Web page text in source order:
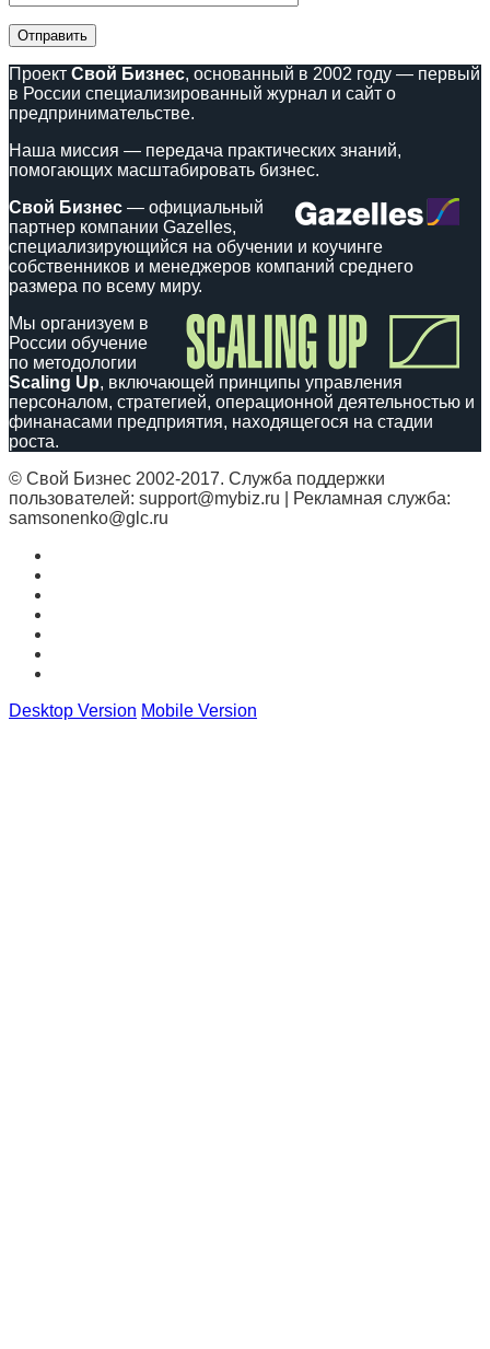
Проект Свой Бизнес, основанный в 2002 году — первый
в России специализированный журнал и сайт о
предпринимательстве.
Наша миссия — передача практических знаний,
помогающих масштабировать бизнес.
Свой Бизнес — официальный
партнер компании Gazelles,
специализирующийся на обучении и коучинге
собственников и менеджеров компаний среднего
размера по всему миру.
Мы организуем в
России обучение
по методологии
Scaling Up, включающей принципы управления
персоналом, стратегией, операционной деятельностью и
финанасами предприятия, находящегося на стадии
роста.
© Свой Бизнес 2002-2017. Служба поддержки
пользователей: support@mybiz.ru | Рекламная служба:
samsonenko@glc.ru
Desktop Version Mobile Version